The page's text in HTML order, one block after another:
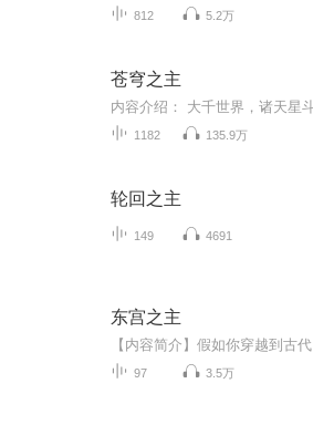
812 5.2万
苍穹之主
1182 135.9万
轮回之主
149 4691
东宫之主
97 3.5万